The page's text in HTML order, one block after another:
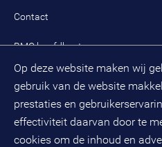
Op deze website maken wij
gebruik van de website
prestaties en
effectiviteit daarvan door te
cookies om de inhoud en
Meest gestelde vragen mijn BMC
Evenementen
Oplossingen
Public spirit
Contact
BMC hoofdkantoor
(033) 496 52 00
Databankweg 26 D
3821 ALAmersfoort
Postbus 490
3800 AL Amersfoort